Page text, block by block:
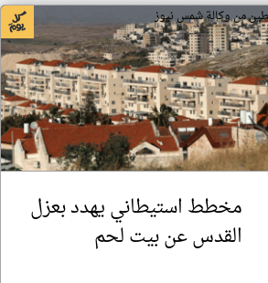
من وكالة شمس نيوز
مخطط استيطاني يهدد بعزل
القدس عن بيت لحم